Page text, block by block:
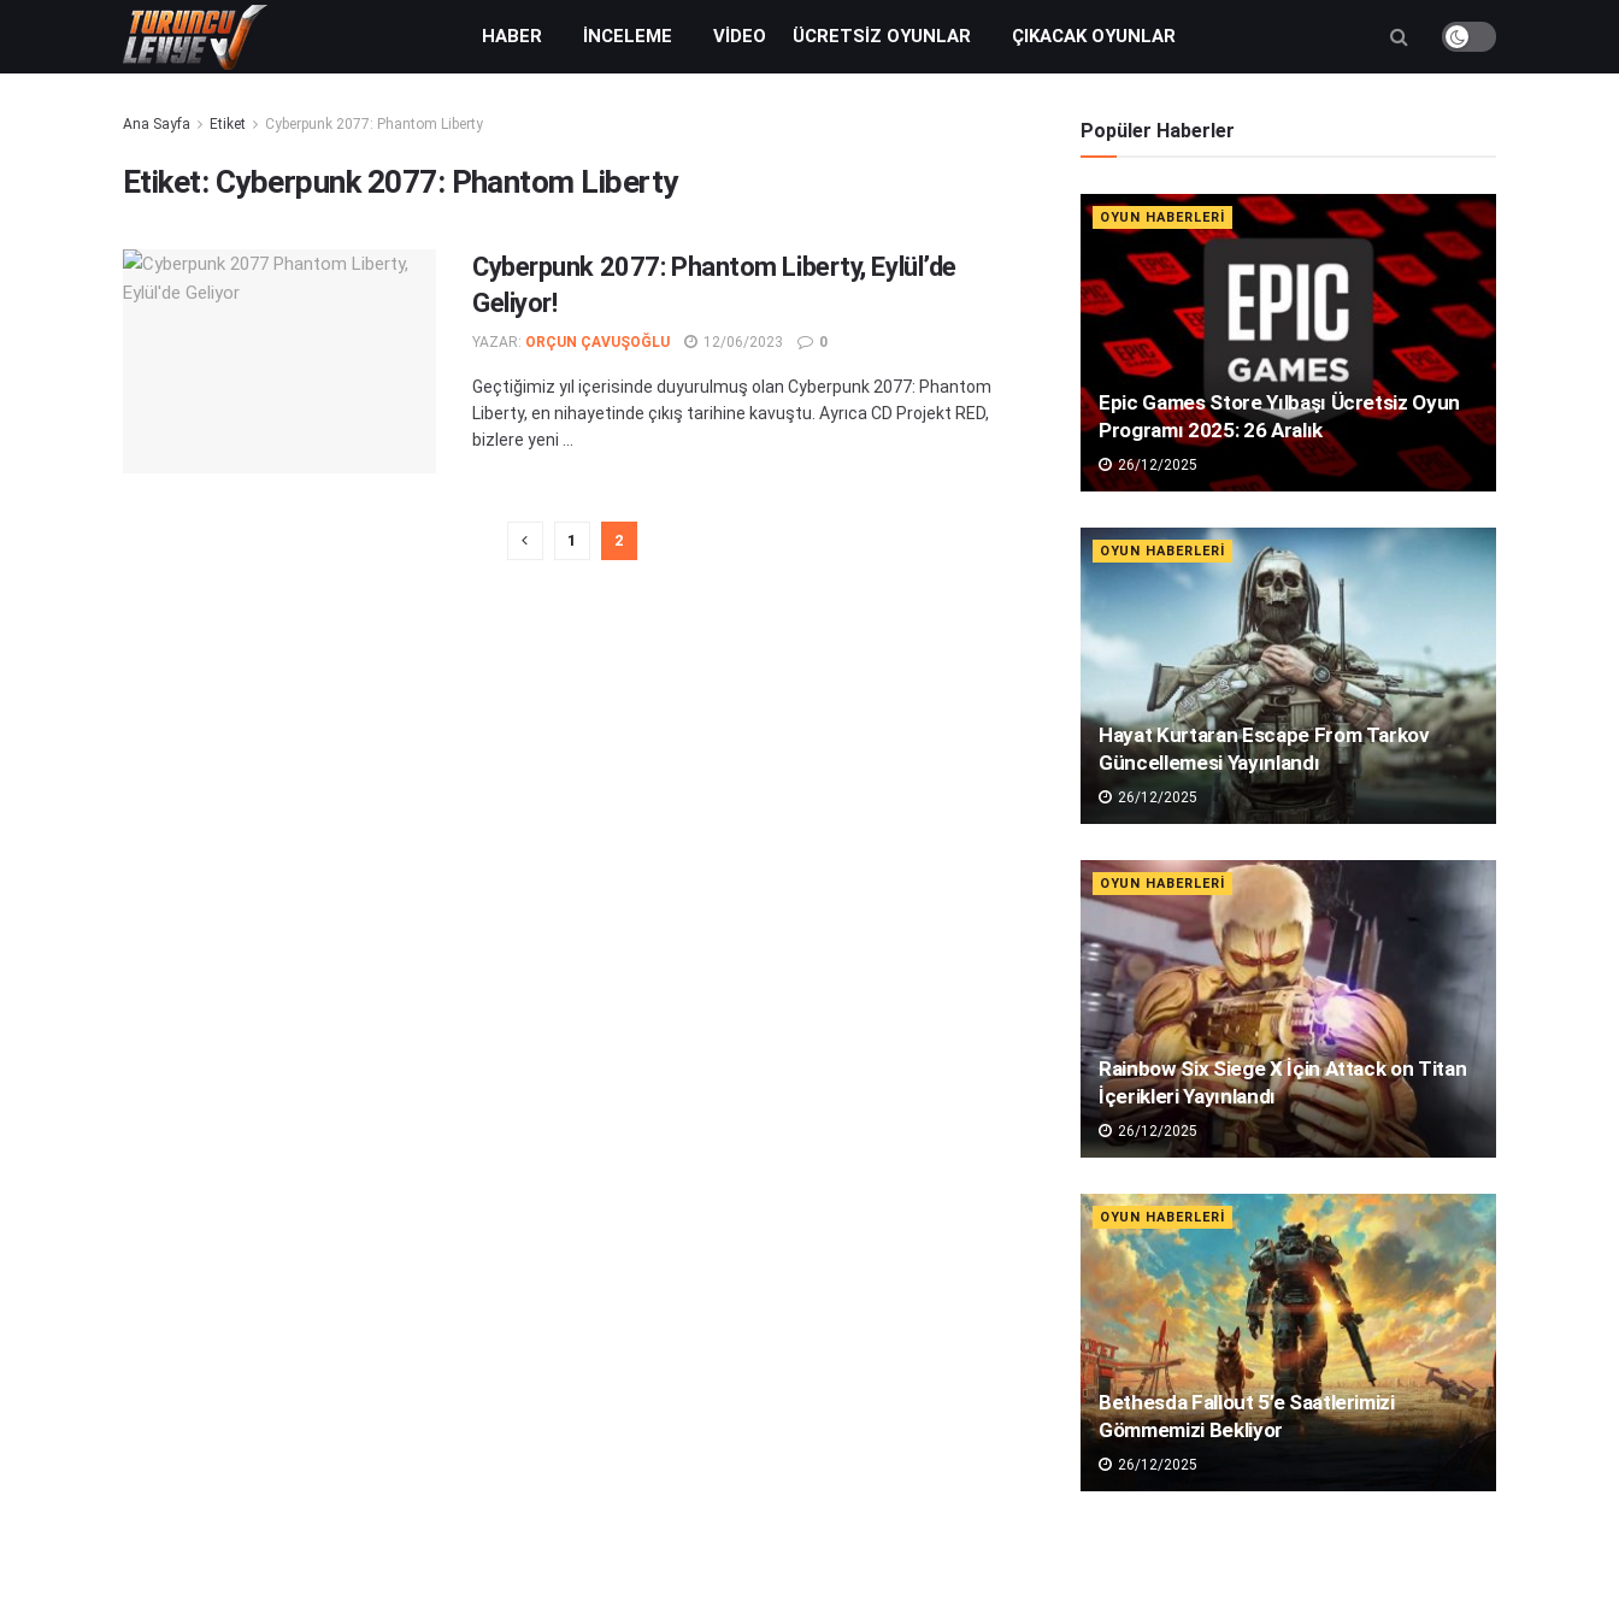
HABER İNCELEME VIDEO ÜCRETSIZ OYUNLAR ÇIKACAK OYUNLAR
Ana Sayfa Etiket Cyberpunk 2077: Phantom Liberty
Etiket: Cyberpunk 2077: Phantom Liberty
Cyberpunk 2077: Phantom Liberty, Eylül’de
Geliyor!
YAZAR: ORÇUN ÇAVUŞOĞLU 12/06/2023 0
Geçtiğimiz yıl içerisinde duyurulmuş olan Cyberpunk 2077: Phantom
Liberty, en nihayetinde çıkış tarihine kavuştu. Ayrıca CD Projekt RED,
bizlere yeni ...
1 2
Popüler Haberler
OYUN HABERLERI
Epic Games Store Yılbaşı Ücretsiz Oyun
Programı 2025: 26 Aralık
26/12/2025
OYUN HABERLERI
Hayat Kurtaran Escape From Tarkov
Güncellemesi Yayınlandı
26/12/2025
OYUN HABERLERI
Rainbow Six Siege X İçin Attack on Titan
İçerikleri Yayınlandı
26/12/2025
OYUN HABERLERI
Bethesda Fallout 5’e Saatlerimizi
Gömmemizi Bekliyor
26/12/2025